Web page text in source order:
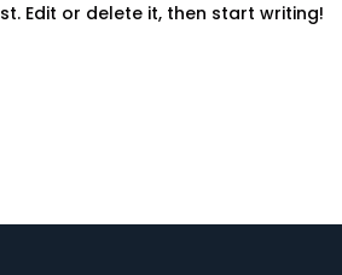
Edit or delete it, then start writing!